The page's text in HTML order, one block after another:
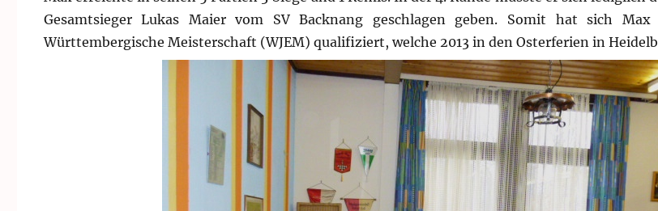
Gesamtsieger Lukas Maier vom SV Backnang geschlagen geben. Somit hat sich
Württembergische Meisterschaft (WJEM) qualifiziert, welche 2013 in den Osterferien in